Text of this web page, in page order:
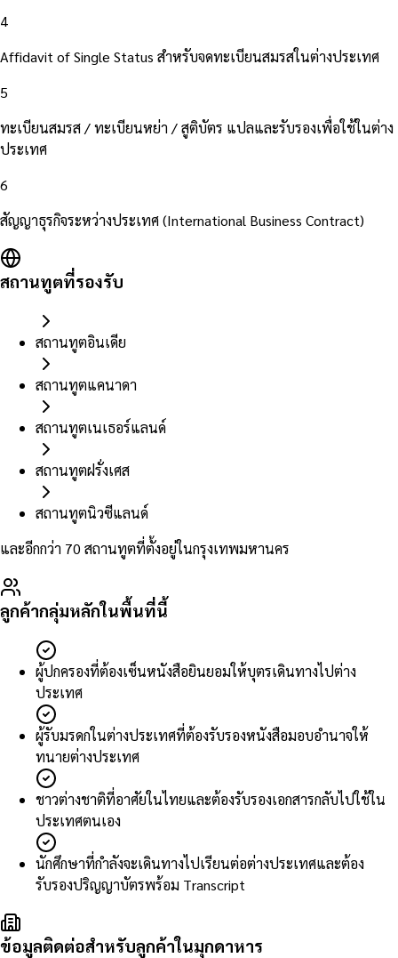
4
Affidavit of Single Status สำหรับจดทะเบียนสมรสในต่างประเทศ
5
ทะเบียนสมรส / ทะเบียนหย่า / สูติบัตร แปลและรับรองเพื่อใช้ในต่าง
ประเทศ
6
สัญญาธุรกิจระหว่างประเทศ (International Business Contract)
สถานทูตที่รองรับ
สถานทูตอินเดีย
สถานทูตแคนาดา
สถานทูตเนเธอร์แลนด์
สถานทูตฝรั่งเศส
สถานทูตนิวซีแลนด์
และอีกกว่า 70 สถานทูตที่ตั้งอยู่ในกรุงเทพมหานคร
ลูกค้ากลุ่มหลักในพื้นที่นี้
ผู้ปกครองที่ต้องเซ็นหนังสือยินยอมให้บุตรเดินทางไปต่าง
ประเทศ
ผู้รับมรดกในต่างประเทศที่ต้องรับรองหนังสือมอบอำนาจให้
ทนายต่างประเทศ
ชาวต่างชาติที่อาศัยในไทยและต้องรับรองเอกสารกลับไปใช้ใน
ประเทศตนเอง
นักศึกษาที่กำลังจะเดินทางไปเรียนต่อต่างประเทศและต้อง
รับรองปริญญาบัตรพร้อม Transcript
ข้อมูลติดต่อสำหรับลูกค้าในมุกดาหาร